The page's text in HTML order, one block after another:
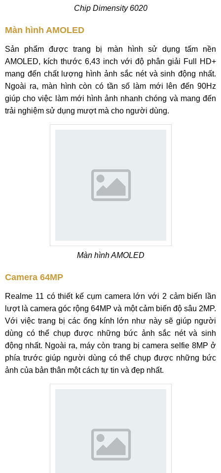
Chip Dimensity 6020
Màn hình AMOLED
Sản phẩm được trang bị màn hình sử dụng tấm nền
AMOLED, kích thước 6,43 inch với độ phân giải Full HD+
mang đến chất lượng hình ảnh sắc nét và sinh động nhất.
Ngoài ra, màn hình còn có tần số làm mới lên đến 90Hz
giúp cho việc làm mới hình ảnh nhanh chóng và mang đến
trải nghiệm sử dụng mượt mà cho người dùng.
Màn hình AMOLED
Camera 64MP
Realme 11 có thiết kế cụm camera lớn với 2 cảm biến lần
lượt là camera góc rộng 64MP và một cảm biến độ sâu 2MP.
Với việc trang bị các ống kính lớn như này sẽ giúp người
dùng có thể chụp được những bức ảnh sắc nét và sinh
động nhất. Ngoài ra, máy còn trang bị camera selfie 8MP ở
phía trước giúp người dùng có thể chụp được những bức
ảnh của bản thân một cách tự tin và đẹp nhất.